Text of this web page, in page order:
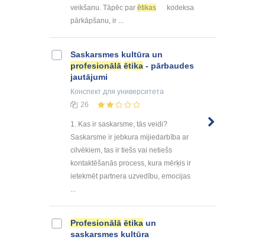
veikšanu. Tāpēc par ētikas
kodeksa
pārkāpšanu, ir ...
Saskarsmes kultūra un
profesionālā ētika - pārbaudes
jautājumi
Конспект для университета
26
1. Kas ir saskarsme, tās veidi?
Saskarsme ir jebkura mijiedarbība ar
cilvēkiem, tas ir tiešs vai netiešs
kontaktēšanās process, kura mērķis ir
ietekmēt partnera uzvedību, emocijas
...
Profesionālā ētika un
saskarsmes kultūra